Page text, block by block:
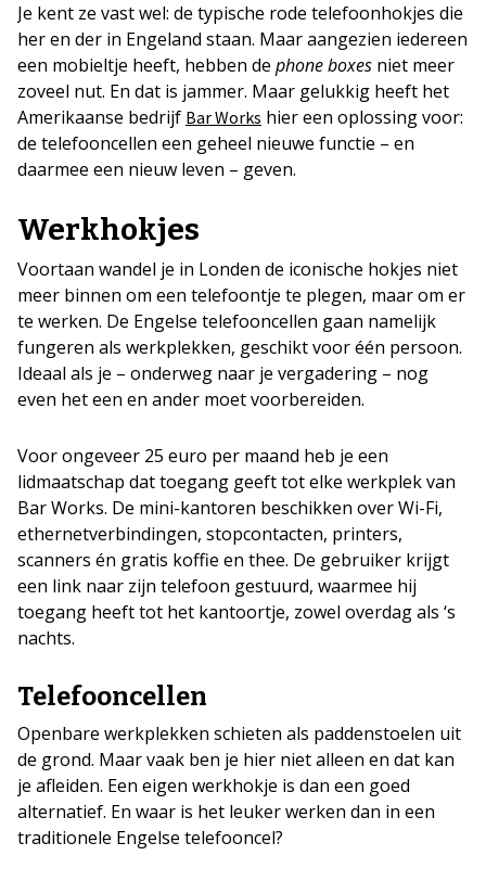
Je kent ze vast wel: de typische rode telefoonhokjes die
her en der in Engeland staan. Maar aangezien iedereen
een mobieltje heeft, hebben de phone boxes niet meer
zoveel nut. En dat is jammer. Maar gelukkig heeft het
Amerikaanse bedrijf Bar Works hier een oplossing voor:
de telefooncellen een geheel nieuwe functie – en
daarmee een nieuw leven – geven.
Werkhokjes
Voortaan wandel je in Londen de iconische hokjes niet
meer binnen om een telefoontje te plegen, maar om er
te werken. De Engelse telefooncellen gaan namelijk
fungeren als werkplekken, geschikt voor één persoon.
Ideaal als je – onderweg naar je vergadering – nog
even het een en ander moet voorbereiden.
Voor ongeveer 25 euro per maand heb je een
lidmaatschap dat toegang geeft tot elke werkplek van
Bar Works. De mini-kantoren beschikken over Wi-Fi,
ethernetverbindingen, stopcontacten, printers,
scanners én gratis koffie en thee. De gebruiker krijgt
een link naar zijn telefoon gestuurd, waarmee hij
toegang heeft tot het kantoortje, zowel overdag als ‘s
nachts.
Telefooncellen
Openbare werkplekken schieten als paddenstoelen uit
de grond. Maar vaak ben je hier niet alleen en dat kan
je afleiden. Een eigen werkhokje is dan een goed
alternatief. En waar is het leuker werken dan in een
traditionele Engelse telefooncel?